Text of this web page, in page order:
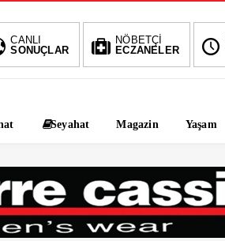
CANLI
SONUÇLAR
NÖBETÇİ
ECZANELER
DOLAR
% 47,6787
EURO
% 55,1254
Seyahat Magazin Yaşam